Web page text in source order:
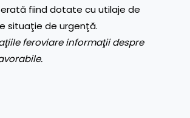
fiind dotate cu utilaje de
situaţie de urgenţă.
feroviare informaţii despre